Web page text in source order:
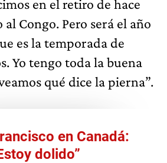
en el retiro de hace
al Congo. Pero será el año
es la temporada de
Yo tengo toda la buena
qué dice la pierna”.
en Canadá:
dolido”